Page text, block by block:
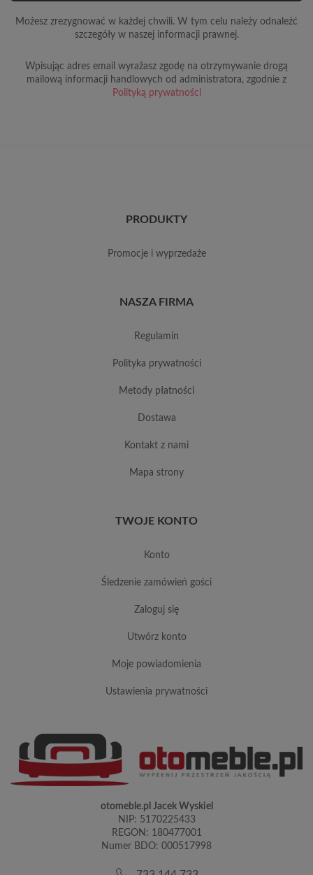
Możesz zrezygnować w każdej chwili. W tym celu należy odnaleźć
szczegóły w naszej informacji prawnej.
Wpisując adres email wyrażasz zgodę na otrzymywanie drogą
mailową informacji handlowych od administratora, zgodnie z
Polityką prywatności
PRODUKTY
promocje i wyprzedaże
NASZA FIRMA
regulamin
polityka prywatności
metody płatności
dostawa
kontakt z nami
mapa strony
TWOJE KONTO
konto
śledzenie zamówień gości
zaloguj się
utwórz konto
moje powiadomienia
ustawienia prywatności
otomeble.pl Jacek Wyskiel
NIP: 5170225433
REGON: 180477001
Numer BDO: 000517998